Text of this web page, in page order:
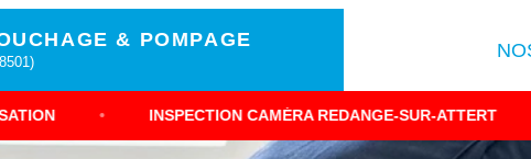
& POMPAGE
INSPECTION CAMÉRA REDANGE-SUR-ATTERT •